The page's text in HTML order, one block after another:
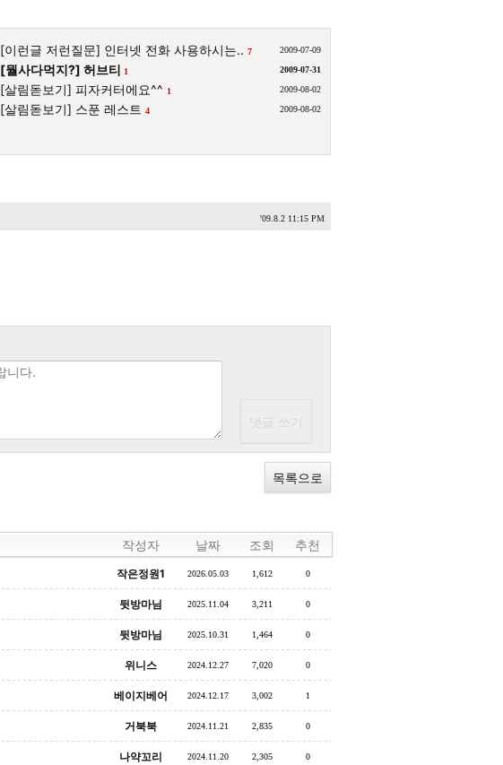
[이런글 저런질문] 인터넷 전화 사용하시는.. 7 2009-07-09
[뭘사다먹지?] 허브티 1 2009-07-31
[살림돋보기] 피자커터에요^^ 1 2009-08-02
[살림돋보기] 스푼 레스트 4 2009-08-02
'09.8.2 11:15 PM
목록으로
작성자 날짜 조회 추천
작은정원1 2026.05.03 1,612 0
뒷방마님 2025.11.04 3,211 0
뒷방마님 2025.10.31 1,464 0
위니스 2024.12.27 7,020 0
베이지베어 2024.12.17 3,002 1
거북북 2024.11.21 2,835 0
나약꼬리 2024.11.20 2,305 0